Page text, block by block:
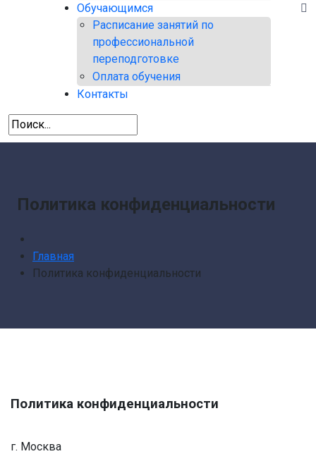
Обучающимся
Расписание занятий по
профессиональной
переподготовке
Оплата обучения
Контакты
Политика конфиденциальности
Главная
Политика конфиденциальности
Политика конфиденциальности
г. Москва